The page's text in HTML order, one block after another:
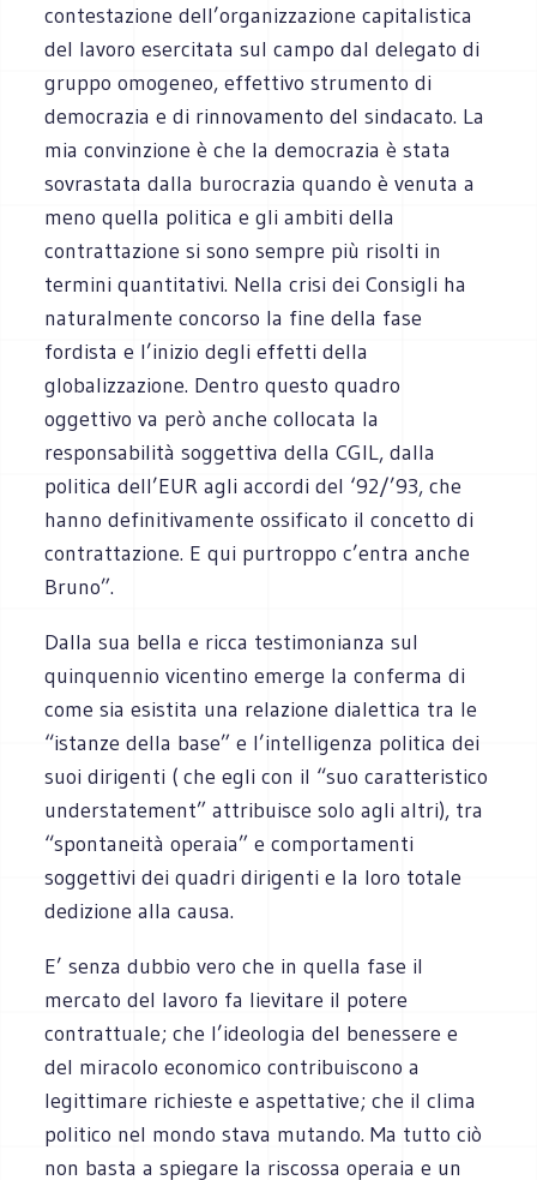
contestazione dell’organizzazione capitalistica
del lavoro esercitata sul campo dal delegato di
gruppo omogeneo, effettivo strumento di
democrazia e di rinnovamento del sindacato. La
mia convinzione è che la democrazia è stata
sovrastata dalla burocrazia quando è venuta a
meno quella politica e gli ambiti della
contrattazione si sono sempre più risolti in
termini quantitativi. Nella crisi dei Consigli ha
naturalmente concorso la fine della fase
fordista e l’inizio degli effetti della
globalizzazione. Dentro questo quadro
oggettivo va però anche collocata la
responsabilità soggettiva della CGIL, dalla
politica dell’EUR agli accordi del ‘92/’93, che
hanno definitivamente ossificato il concetto di
contrattazione. E qui purtroppo c’entra anche
Bruno”.
Dalla sua bella e ricca testimonianza sul
quinquennio vicentino emerge la conferma di
come sia esistita una relazione dialettica tra le
“istanze della base” e l’intelligenza politica dei
suoi dirigenti ( che egli con il “suo caratteristico
understatement” attribuisce solo agli altri), tra
“spontaneità operaia” e comportamenti
soggettivi dei quadri dirigenti e la loro totale
dedizione alla causa.
E’ senza dubbio vero che in quella fase il
mercato del lavoro fa lievitare il potere
contrattuale; che l’ideologia del benessere e
del miracolo economico contribuiscono a
legittimare richieste e aspettative; che il clima
politico nel mondo stava mutando. Ma tutto ciò
non basta a spiegare la riscossa operaia e un